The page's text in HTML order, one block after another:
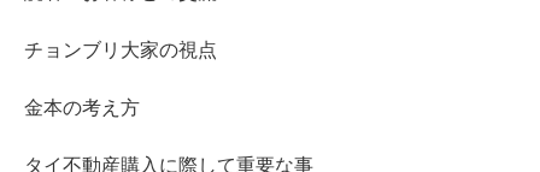
チョンブリ大家の視点
金本の考え方
タイ不動産購入に際して重要な事